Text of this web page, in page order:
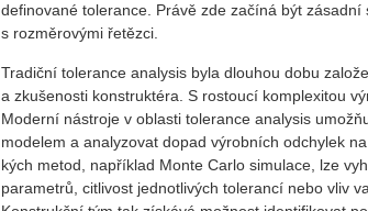
de­fi­no­va­né to­le­ran­ce. Právě zde za­čí­ná být
s roz­mě­ro­vý­mi ře­těz­ci.
Tra­dič­ní to­le­ran­ce ana­ly­sis byla dlou­hou dobu
a zku­še­nos­ti kon­struk­té­ra. S ros­tou­cí kom­ple­xi­tou
Mo­der­ní ná­stro­je v ob­las­ti to­le­ran­ce ana­ly­sis
mo­de­lem a ana­ly­zo­vat dopad vý­rob­ních od­chy­lek
kých metod, na­pří­klad Monte Carlo si­mu­la­ce, lze
pa­ra­me­t­rů, cit­li­vost jed­not­li­vých to­le­ran­cí nebo vliv